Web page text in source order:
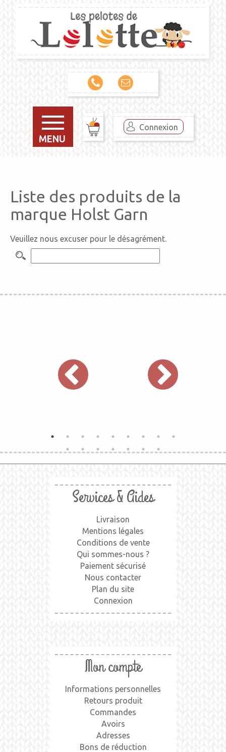
MENU
Connexion
Liste des produits de la
marque Holst Garn
Veuillez nous excuser pour le désagrément.
Services & Aides
Livraison
Mentions légales
Conditions de vente
Qui sommes-nous ?
Paiement sécurisé
Nous contacter
Plan du site
Connexion
Mon compte
Informations personnelles
Retours produit
Commandes
Avoirs
Adresses
Bons de réduction